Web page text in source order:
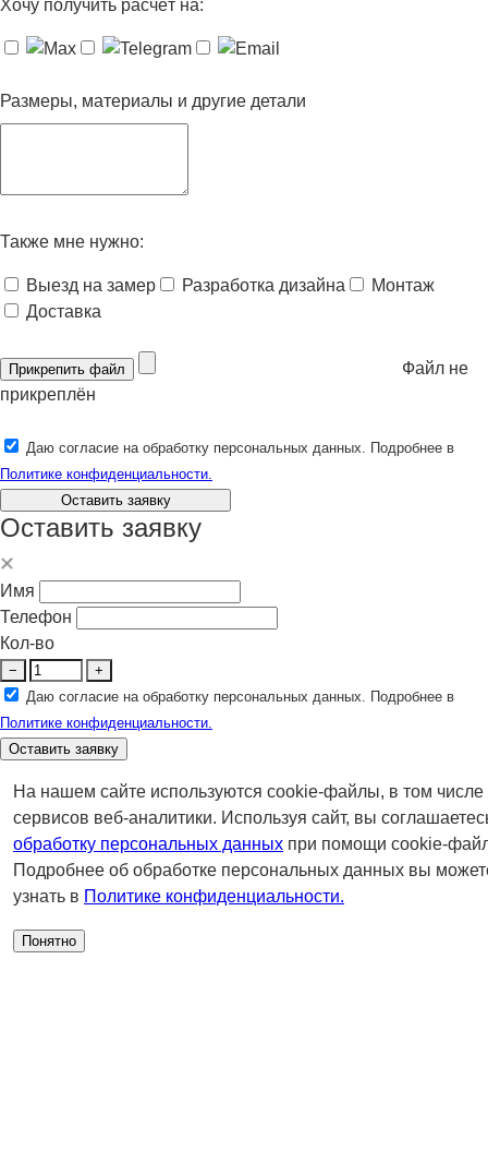
Хочу получить расчёт на:
Размеры, материалы и другие детали
Также мне нужно:
Выезд на замер Разработка дизайна
Монтаж
Доставка
Прикрепить файл
Файл не
прикреплён
Даю согласие на обработку персональных данных. Подробнее в
Политике конфиденциальности.
Оставить заявку
Оставить заявку
Имя
Телефон
Кол-во
−
+
Даю согласие на обработку персональных данных. Подробнее в
Политике конфиденциальности.
Оставить заявку
На нашем сайте используются cookie-файлы, в том числе
сервисов веб-аналитики. Используя сайт, вы
обработку персональных данных при помощи cookie-
Подробнее об обработке персональных данных вы
узнать в Политике конфиденциальности.
Понятно